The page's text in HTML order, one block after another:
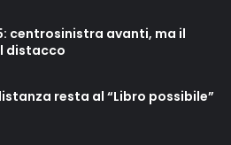
centrosinistra avanti, ma il
distacco
resta al “Libro possibile”